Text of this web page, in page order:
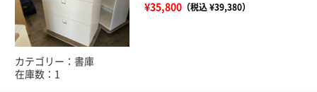
¥35,800（税込 ¥39,380）
カテゴリー：書庫
在庫数：1